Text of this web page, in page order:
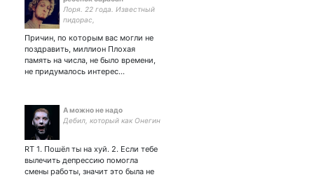
Лоря. 22 года. Известный
пидорас,
психолог, мать чата
мднсю, генератор стекла и
мемов. Говорю о себе во
всех родах сразу, потому
Причин, по которым вас могли не
поздравить, миллион Плохая
память на числа, не было времени,
не придумалось интерес…
А можно не надо
Дебил, который как Онегин
RT 1. Пошёл ты на хуй. 2. Если тебе
вылечить депрессию помогла
смены работы, значит это была не